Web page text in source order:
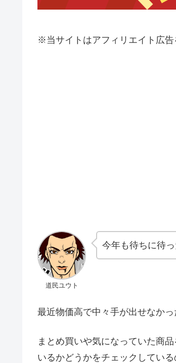
※当サイトはアフィリエイト広告
道民ユウト
今年も待ちに待
最近物価高で中々手が出せなか
まとめ買いや気になっていた商
いるかどうかをチェックしている